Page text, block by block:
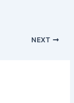
NEXT